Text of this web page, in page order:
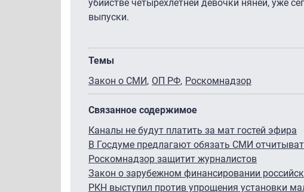
убийстве четырехлетней девочки няней, уже
выпуски.
Темы
Закон о СМИ ОП РФ Роскомнадзор
Связанное содержимое
Каналы не будут платить за мат гостей эфира
В Госдуме предлагают обязать СМИ
Роскомнадзор защитит журналистов
Закон о зарубежном финансировании
РКН выступил против упрощения установки